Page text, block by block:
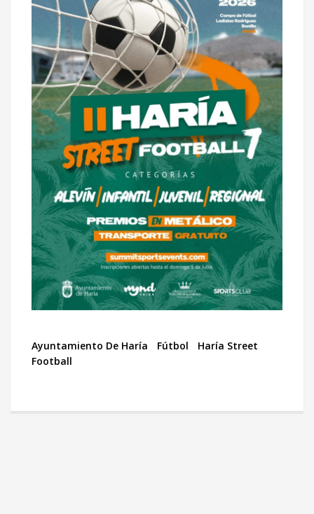
Ayuntamiento De Haría Fútbol
Haría Street
Football